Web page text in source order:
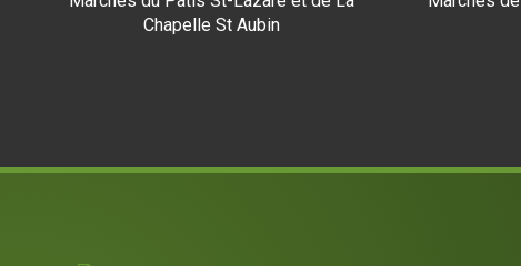
Chapelle St Aubin